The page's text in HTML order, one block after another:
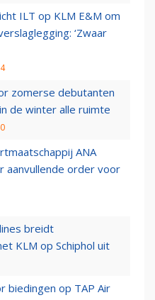
ILT op KLM E&M om
‘Zwaar
zomerse debutanten
de winter alle ruimte
ANA
aanvullende order voor
breidt
KLM op Schiphol uit
biedingen op TAP Air